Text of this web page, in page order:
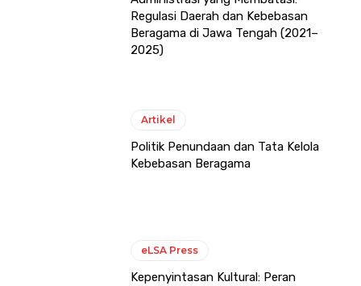
Regulasi Daerah dan Kebebasan
Beragama di Jawa Tengah (2021–
2025)
Artikel
Politik Penundaan dan Tata Kelola
Kebebasan Beragama
eLSA Press
Kepenyintasan Kultural: Peran